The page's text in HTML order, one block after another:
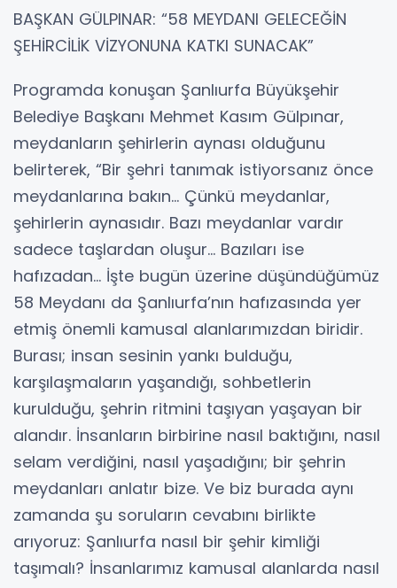
BAŞKAN GÜLPINAR: “58 MEYDANI GELECEĞİN
ŞEHİRCİLİK VİZYONUNA KATKI SUNACAK”
Programda konuşan Şanlıurfa Büyükşehir
Belediye Başkanı Mehmet Kasım Gülpınar,
meydanların şehirlerin aynası olduğunu
belirterek, “Bir şehri tanımak istiyorsanız önce
meydanlarına bakın… Çünkü meydanlar,
şehirlerin aynasıdır. Bazı meydanlar vardır
sadece taşlardan oluşur… Bazıları ise
hafızadan... İşte bugün üzerine düşündüğümüz
58 Meydanı da Şanlıurfa’nın hafızasında yer
etmiş önemli kamusal alanlarımızdan biridir.
Burası; insan sesinin yankı bulduğu,
karşılaşmaların yaşandığı, sohbetlerin
kurulduğu, şehrin ritmini taşıyan yaşayan bir
alandır. İnsanların birbirine nasıl baktığını, nasıl
selam verdiğini, nasıl yaşadığını; bir şehrin
meydanları anlatır bize. Ve biz burada aynı
zamanda şu soruların cevabını birlikte
arıyoruz: Şanlıurfa nasıl bir şehir kimliği
taşımalı? İnsanlarımız kamusal alanlarda nasıl